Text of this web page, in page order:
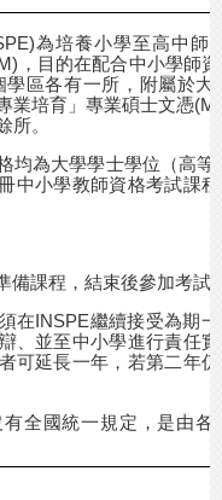
為培養小學至高中師
，目的在配合中小學師
區各有一所，附屬於
業培育」專業碩士文憑
所。
均為大學學士學位（高
中小學教師資格考試課
備課程，結束後參加考試
在INSPE繼續接受為期
、並至中小學進行責任
可延長一年，若第二年
全國統一規定，是由